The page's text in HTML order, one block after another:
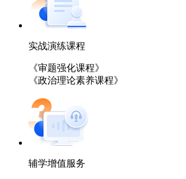
实战演练课程
《审题强化课程》
《政治理论素养课程》
辅学增值服务